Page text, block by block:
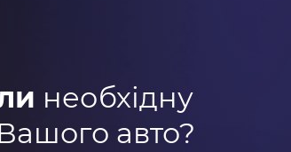
необхідну
авто?